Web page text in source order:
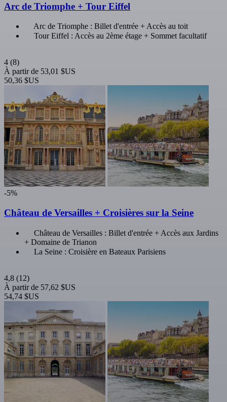
Arc de Triomphe + Tour Eiffel
Arc de Triomphe : Billet d'entrée + Accès au toit
Tour Eiffel : Accès au 2ème étage + Sommet facultatif
4 (8)
À partir de 53,01 $US
50,36 $US
-5%
Château de Versailles + Croisières sur la Seine
Château de Versailles : Billet d'entrée + Accès aux Jardins
+ Domaine de Trianon
La Seine : Croisière en Bateaux Parisiens
4,8 (12)
À partir de 57,62 $US
54,74 $US